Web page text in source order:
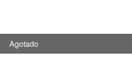
Agotado